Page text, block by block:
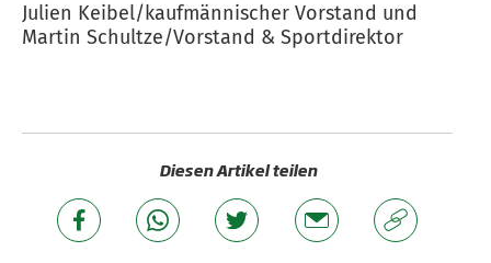
Julien Keibel/kaufmännischer Vorstand und
Martin Schultze/Vorstand & Sportdirektor
Diesen Artikel teilen